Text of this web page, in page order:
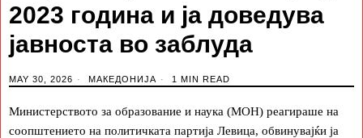
2023 година и ја доведува
јавноста во заблуда
MAY 30, 2026 МАКЕДОНИЈА 1 MIN READ
Министерството за образование и наука (МОН) реагираше на
соопштението на политичката партија Левица, обвинувајќи ја